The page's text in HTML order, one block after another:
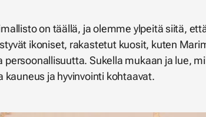
on täällä, ja olemme ylpeitä siitä,
ikoniset, rakastetut kuosit, kuten
persoonallisuutta. Sukella mukaan ja lue,
kauneus ja hyvinvointi kohtaavat.